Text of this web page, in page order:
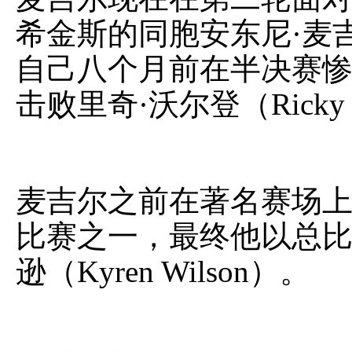
希金斯的同胞安东尼·麦
自己八个月前在半决赛
击败里奇·沃尔登（
麦吉尔之前在著名赛场
比赛之一，最终他以总
逊（Kyren Wilson）。